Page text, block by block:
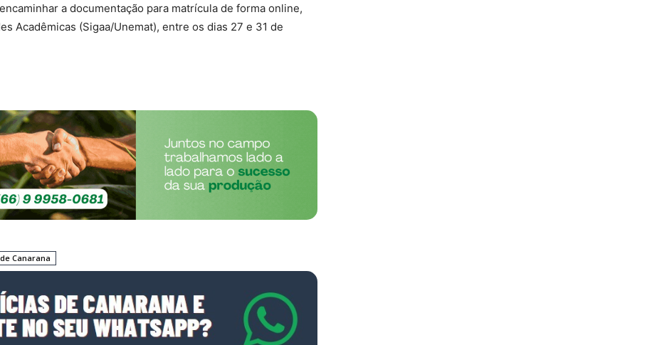
a documentação para matrícula de forma online,
Acadêmicas (Sigaa/Unemat), entre os dias 27 e 31 de
Canarana